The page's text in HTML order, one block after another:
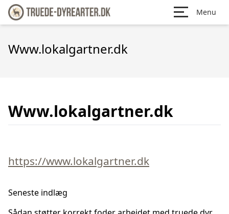
Menu
Www.lokalgartner.dk
Www.lokalgartner.dk
https://www.lokalgartner.dk
Seneste indlæg